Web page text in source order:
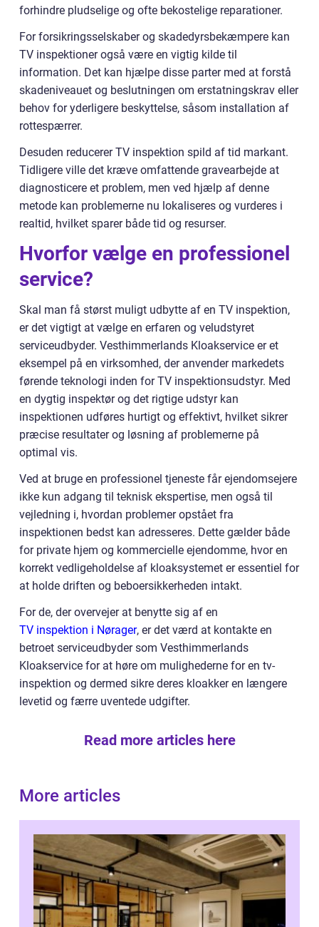
forhindre pludselige og ofte bekostelige reparationer.
For forsikringsselskaber og skadedyrsbekæmpere kan
TV inspektioner også være en vigtig kilde til
information. Det kan hjælpe disse parter med at forstå
skadeniveauet og beslutningen om erstatningskrav eller
behov for yderligere beskyttelse, såsom installation af
rottespærrer.
Desuden reducerer TV inspektion spild af tid markant.
Tidligere ville det kræve omfattende gravearbejde at
diagnosticere et problem, men ved hjælp af denne
metode kan problemerne nu lokaliseres og vurderes i
realtid, hvilket sparer både tid og resurser.
Hvorfor vælge en professionel
service?
Skal man få størst muligt udbytte af en TV inspektion,
er det vigtigt at vælge en erfaren og veludstyret
serviceudbyder. Vesthimmerlands Kloakservice er et
eksempel på en virksomhed, der anvender markedets
førende teknologi inden for TV inspektionsudstyr. Med
en dygtig inspektør og det rigtige udstyr kan
inspektionen udføres hurtigt og effektivt, hvilket sikrer
præcise resultater og løsning af problemerne på
optimal vis.
Ved at bruge en professionel tjeneste får ejendomsejere
ikke kun adgang til teknisk ekspertise, men også til
vejledning i, hvordan problemer opstået fra
inspektionen bedst kan adresseres. Dette gælder både
for private hjem og kommercielle ejendomme, hvor en
korrekt vedligeholdelse af kloaksystemet er essentiel for
at holde driften og beboersikkerheden intakt.
For de, der overvejer at benytte sig af en
TV inspektion i Nørager, er det værd at kontakte en
betroet serviceudbyder som Vesthimmerlands
Kloakservice for at høre om mulighederne for en tv-
inspektion og dermed sikre deres kloakker en længere
levetid og færre uventede udgifter.
Read more articles here
More articles